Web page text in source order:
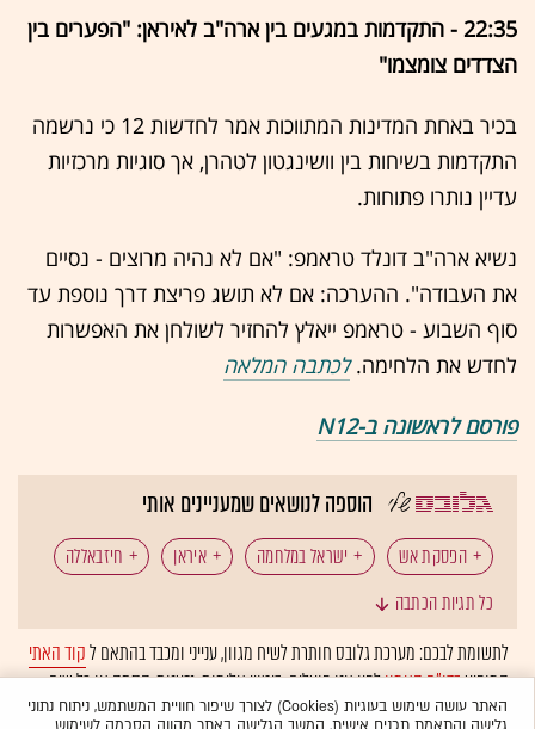
22:35 - התקדמות במגעים בין ארה"ב לאיראן: "הפערים בין
הצדדים צומצמו"
בכיר באחת המדינות המתווכות אמר לחדשות 12 כי נרשמה
התקדמות בשיחות בין וושינגטון לטהרן, אך סוגיות מרכזיות
עדיין נותרו פתוחות.
נשיא ארה"ב דונלד טראמפ: "אם לא נהיה מרוצים - נסיים
את העבודה". ההערכה: אם לא תושג פריצת דרך נוספת עד
סוף השבוע - טראמפ ייאלץ להחזיר לשולחן את האפשרות
לחדש את הלחימה.לכתבה המלאה
פורסם לראשונה ב-N12
הוספה לנושאים שמעניינים אותי
הפסקת אש ישראל במלחמה איראן חיזבאללה
צה"ל
חמאס רצועת עזה צבא ארה"ב
כל תגיות הכתבה
לתשומת לבכם: מערכת גלובס חותרת לשיח מגוון, ענייני ומכבד בהתאם לקוד האתי
המופיעבדו"ח האמוןלפיו אנו פועלים. ביטויי אלימות, גזענות, הסתה או כל שיח
בלתי הולם אחר מסוננים בצורהאוטומטיתולא יפורסמו באתר.
האתר עושה שימוש בעוגיות (Cookies) לצורך שיפור חוויית המשתמש, ניתוח נתוני